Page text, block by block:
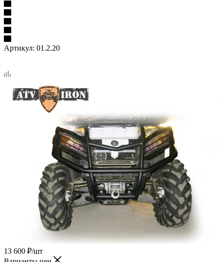
Артикул: 01.2.20
13 600 ₽/шт